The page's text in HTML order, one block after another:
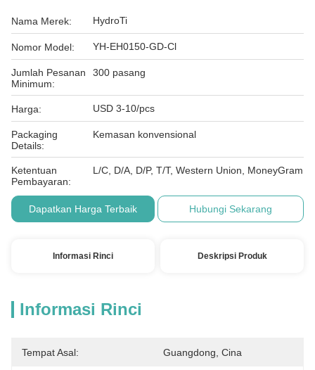
Nama Merek: HydroTi
Nomor Model: YH-EH0150-GD-Cl
Jumlah Pesanan
Minimum:
300 pasang
Harga: USD 3-10/pcs
Packaging
Details:
Kemasan konvensional
Ketentuan
Pembayaran:
L/C, D/A, D/P, T/T, Western Union, MoneyGram
Dapatkan Harga Terbaik Hubungi Sekarang
Informasi Rinci Deskripsi Produk
Informasi Rinci
Tempat Asal: Guangdong, Cina